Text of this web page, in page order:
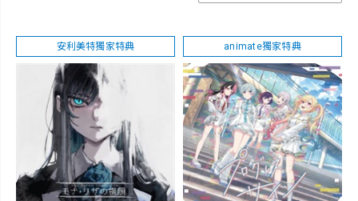
安利美特獨家特典 animate獨家特典